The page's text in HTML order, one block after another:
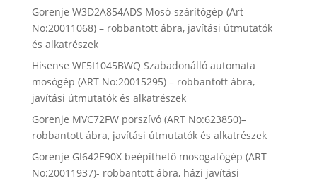
Gorenje W3D2A854ADS Mosó-szárítógép (Art
No:20011068) – robbantott ábra, javítási útmutatók
és alkatrészek
Hisense WF5I1045BWQ Szabadonálló automata
mosógép (ART No:20015295) – robbantott ábra,
javítási útmutatók és alkatrészek
Gorenje MVC72FW porszívó (ART No:623850)–
robbantott ábra, javítási útmutatók és alkatrészek
Gorenje GI642E90X beépíthető mosogatógép (ART
No:20011937)- robbantott ábra, házi javítási